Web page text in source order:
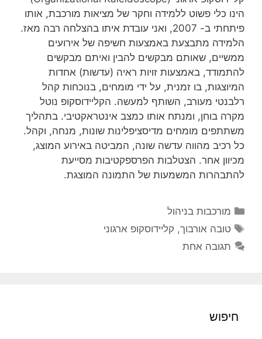
הינו כלי פשוט ללמידה וחקר של מציאות מורכבת, אותו
פיתחתי ב- 2007, ואני עובדת איתו בהצלחה רבה מאז.
הלמידה מתבצעת באמצעות חשיפה של אירועים
ממשיים, שאותם מבקשים להבין ואיתם מבקשים
להתמודד, באמצעות זויות ראיה (עדשות) אחדות
המיוצגות, בו זמנית, על ידי מומחים, בנוכחות קהל
רלבנטי מעורב, השותף למעשה. הקליידוסקופ נוטל
מקרה בוחן, ומנתח אותו כמצב אינטראקטיבי. בתהליך
משתתפים מומחים מדיסציפלינות שונות, מנחה, וקהל.
כל רכיב מהווה עדשה שונה, המביטה באירוע המוצג,
מכיוון אחר. הצטלבות הפרספקטיבות מסייעת
להתבהרות המשמעות של התמונה המוצגת.
קטגוריות
מורכבות בניהול
תגיות
טובה אורבוך, קליידוסקופ ארגוני
תגובה אחת
חיפוש